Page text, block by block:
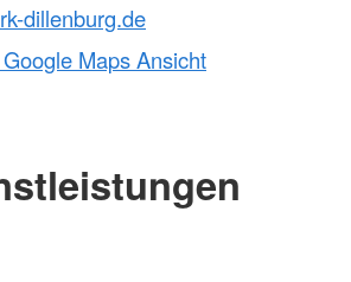
dillenburg.de
Maps Ansicht